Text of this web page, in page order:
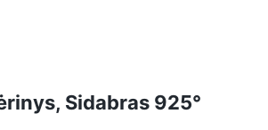
Sidabras 925°